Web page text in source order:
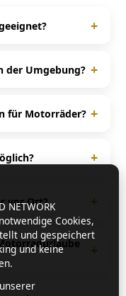
+
Services für Biker.
der Umgebung? +
und beliebte
für Motorräder? +
für
+
geführte Touren
direkt
vor Ort? +
wie Werkzeug,
oder sogar einen+
die vielen
NETWORK
Cookies,
und gespeichert
und keine